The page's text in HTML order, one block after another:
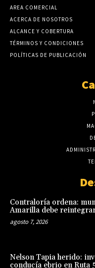
AREA COMERCIAL
ACERCA DE NOSOTROS
ALCANCE Y COBERTURA
TÉRMINOS Y CONDICIONES
POLÍTICAS DE PUBLICACIÓN
Contraloría ordena:
Amarilla debe
agosto 7, 2026
Nelson Tapia herido:
conducía ebrio en Ruta